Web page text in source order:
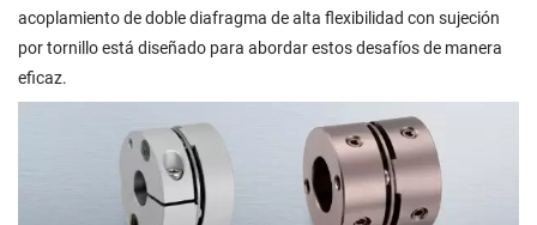
acoplamiento de doble diafragma de alta flexibilidad con sujeción
por tornillo está diseñado para abordar estos desafíos de manera
eficaz.